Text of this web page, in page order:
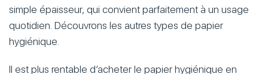
simple épaisseur, qui convient parfaitement à un usage
quotidien. Découvrons les autres types de papier
hygiénique.
Il est plus rentable d’acheter le papier hygiénique en